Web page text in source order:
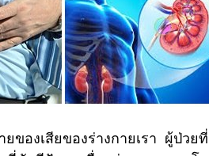
องเสียของร่างกายเรา ผู้ป่วย